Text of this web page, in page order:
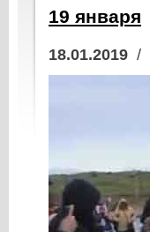
19 января
18.01.2019 /